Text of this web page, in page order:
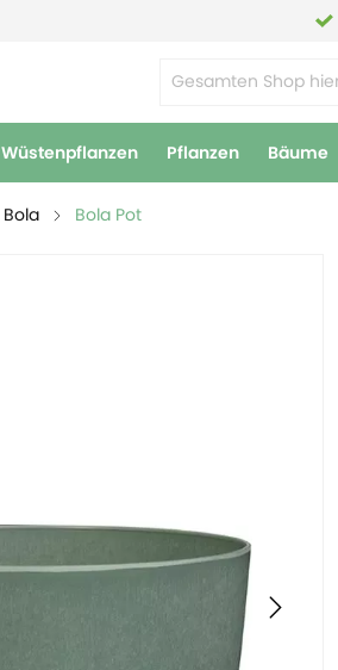
Wüstenpflanzen Pflanzen Bäume
Bola Bola Pot